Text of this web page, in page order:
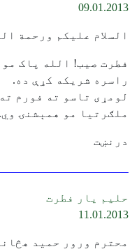
09.01.2013
السلام علیکم ورحمة
فطرت صیب! الله پاک
راسره شریکه کړې ده.
لومړی تاسو ته فورم
ملګرتیا مو همېشنۍ وي.
درنښت
حلیم یار فطرت
11.01.2013
محترم ورور حمید